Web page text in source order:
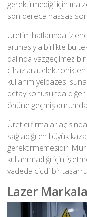
gerektirmediği için
son derece hassas
Üretim hatlarında
artmasıyla birlikte bu
dalında vazgeçilmez
cihazlara, elektronikten
kullanım yelpazesi
detay konusunda
önüne geçmiş
Üretici firmalar
sağladığı en büyük
gerektirmemesidir.
kullanılmadığı için
vadede ciddi bir
Lazer